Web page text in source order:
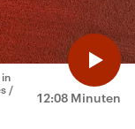
12:08 Minuten
in
/